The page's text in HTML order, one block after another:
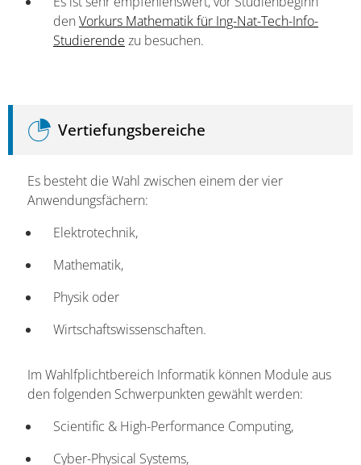
den Vorkurs Mathematik für Ing-Nat-Tech-Info-
Studierende zu besuchen.
Vertiefungsbereiche
Es besteht die Wahl zwischen einem der vier
Anwendungsfächern:
Elektrotechnik,
Mathematik,
Physik oder
Wirtschaftswissenschaften.
Im Wahlfplichtbereich Informatik können Module aus
den folgenden Schwerpunkten gewählt werden:
Scientific & High-Performance Computing,
Cyber-Physical Systems,